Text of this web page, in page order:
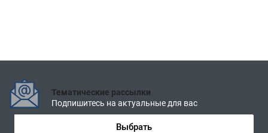
Тематические рассылки
Подпишитесь на актуальные для вас
Выбрать